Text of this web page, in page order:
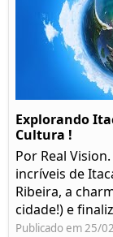
Explorando
Cultura !
Por Real
incríveis de
Ribeira, a
cidade!) e
Publicado em 25/